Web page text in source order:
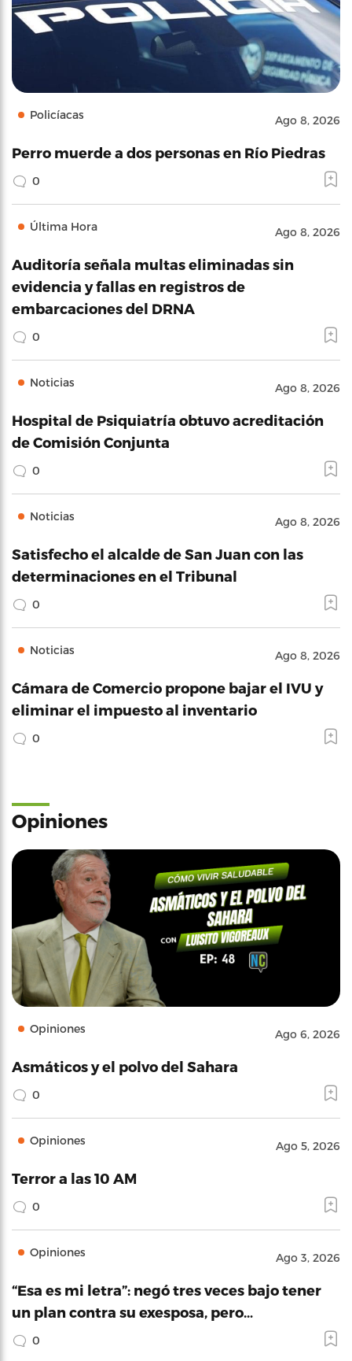
Policíacas Ago 8, 2026
Perro muerde a dos personas en Río Piedras
0
Última Hora Ago 8, 2026
Auditoría señala multas eliminadas sin
evidencia y fallas en registros de
embarcaciones del DRNA
0
Noticias Ago 8, 2026
Hospital de Psiquiatría obtuvo acreditación
de Comisión Conjunta
0
Noticias Ago 8, 2026
Satisfecho el alcalde de San Juan con las
determinaciones en el Tribunal
0
Noticias Ago 8, 2026
Cámara de Comercio propone bajar el IVU y
eliminar el impuesto al inventario
0
Opiniones
Opiniones Ago 6, 2026
Asmáticos y el polvo del Sahara
0
Opiniones Ago 5, 2026
Terror a las 10 AM
0
Opiniones Ago 3, 2026
“Esa es mi letra”: negó tres veces bajo tener
un plan contra su exesposa, pero…
0